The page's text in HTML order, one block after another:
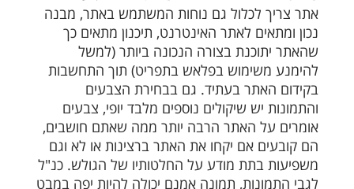
אתר צריך לכלול גם נוחות המשתמש באתר, מבנה
נכון ומתאים לאתר האינטרנט, תיכנון מתאים כך
שהאתר יתוכנת בצורה הנכונה ביותר (למשל
להימנע משימוש בפלאש בתפריט) תוך התחשבות
בקידום האתר בעתיד. גם בבחירת הצבעים
והתמונות יש שיקולים נוספים מלבד יופי, צבעים
אומרים על האתר הרבה יותר ממה שאתם חושבים,
הם קובעים אם יקחו את האתר ברצינות או לא וגם
משפיעות בתת מודע על החלטותיו של הגולש. כנ"ל
לגבי התמונות, תמונה אמנם יכולה להיות יפה במבט